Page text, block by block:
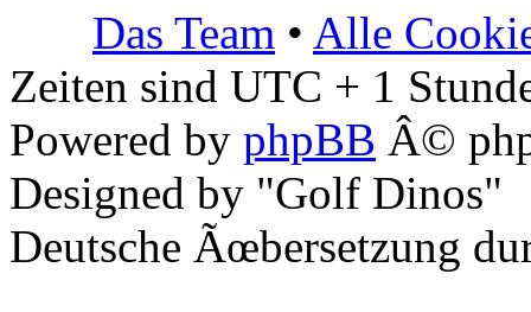
Das Team • Alle
Zeiten sind UTC + 1
Powered by phpBB Â©
Designed by "Golf Dinos"
Deutsche Ãœbersetzung